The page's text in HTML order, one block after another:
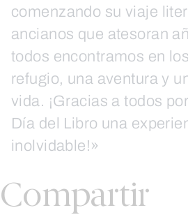
comenzando su viaje
ancianos que atesoran
todos encontramos en
refugio, una aventura y
vida. ¡Gracias a todos
Día del Libro una
inolvidable!»
Compartir